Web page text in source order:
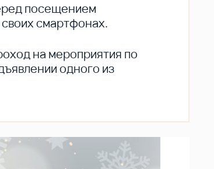
посещением
смартфонах.
на мероприятия по
одного из